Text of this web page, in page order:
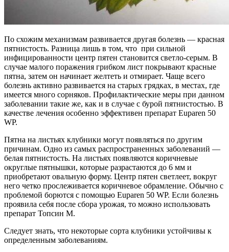
По схожим механизмам развивается другая болезнь — красная
пятнистость. Разница лишь в том, что при сильной
инфицированности центр пятен становится светло-серым. В
случае малого поражения грибком лист покрывают красные
пятна, затем он начинает желтеть и отмирает. Чаще всего
болезнь активно развивается на старых грядках, в местах, где
имеется много сорняков. Профилактические меры при данном
заболевании такие же, как и в случае с бурой пятнистостью. В
качестве лечения особенно эффективен препарат Euparen 50
WP.
Пятна на листьях клубники могут появляться по другим
причинам. Одно из самых распространенных заболеваний —
белая пятнистость. На листьях появляются коричневые
округлые пятнышки, которые разрастаются до 6 мм и
приобретают овальную форму. Центр пятен светлеет, вокруг
него четко прослеживается коричневое обрамление. Обычно с
проблемой борются с помощью Euparen 50 WP. Если болезнь
проявила себя после сбора урожая, то можно использовать
препарат Топсин М.
Следует знать, что некоторые сорта клубники устойчивы к
определенным заболеваниям.